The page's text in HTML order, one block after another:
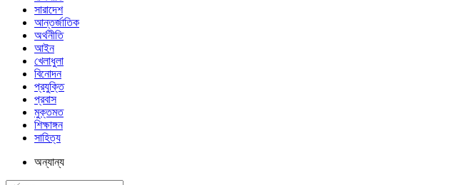
সারাদেশ
আন্তর্জাতিক
অর্থনীতি
আইন
খেলাধুলা
বিনোদন
প্রযুক্তি
প্রবাস
মুক্তমত
শিক্ষাঙ্গন
সাহিত্য
অন্যান্য